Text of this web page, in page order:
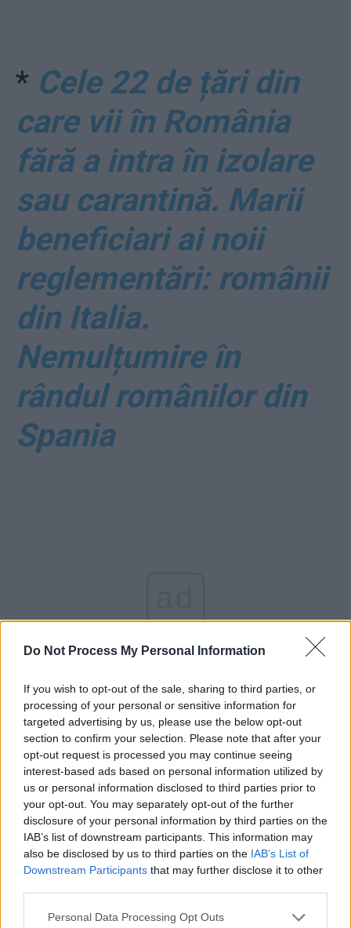
Do Not Process My Personal Information
If you wish to opt-out of the sale, sharing to third parties, or
processing of your personal or sensitive information for
targeted advertising by us, please use the below opt-out
section to confirm your selection. Please note that after your
opt-out request is processed you may continue seeing
interest-based ads based on personal information utilized by
us or personal information disclosed to third parties prior to
your opt-out. You may separately opt-out of the further
disclosure of your personal information by third parties on the
IAB’s list of downstream participants. This information may
also be disclosed by us to third parties on the IAB’s List of
Downstream Participants that may further disclose it to other
Personal Data Processing Opt Outs
* Cele 22 de țări din
care vii în România
fără a intra în izolare
sau carantină. Marii
beneficiari ai noii
reglementări: românii
din Italia.
Nemulțumire în
rândul românilor din
Spania
*FOTO+VIDEO. Sorina, la un an de America.
„Familia Șărămăt o învăța să ne dea foc la casă
și să fugă” / „Bătăi cu cureaua pe pielea goală
și cu urzica” / „A fost pregătită de asistenta
maternală «să țipe, să se tăvălească pe jos, să
se țină de balustradă, să facă pe ea»” / „Au
învățat-o să toarne o cafea în capul doamnei
psiholog”